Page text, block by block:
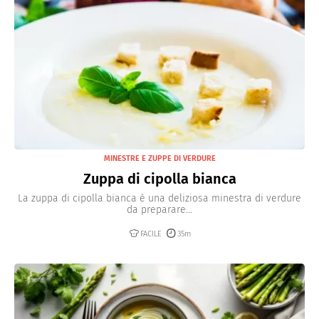
MINESTRE E ZUPPE DI VERDURE
Zuppa di cipolla bianca
La zuppa di cipolla bianca è una deliziosa minestra di verdure
da preparare...
FACILE 35m